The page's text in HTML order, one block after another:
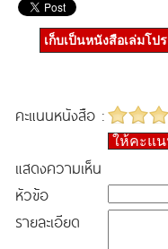
เก็บเป็นหนังสือเล่มโป
คะแนนหนังสือ :
ให้คะแ
แสดงความเห็น
หัวข้อ
รายละเอียด